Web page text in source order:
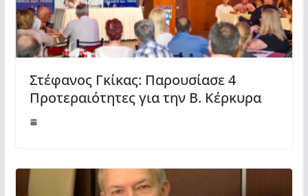
Στέφανος Γκίκας: Παρουσίασε 4
Προτεραιότητες για την Β. Κέρκυρα